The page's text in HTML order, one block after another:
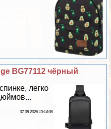
BG77112 чёрный
легко
07 08 2026 10:14:36